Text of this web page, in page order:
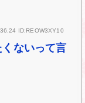
ID:REOW3XY10
ないって言